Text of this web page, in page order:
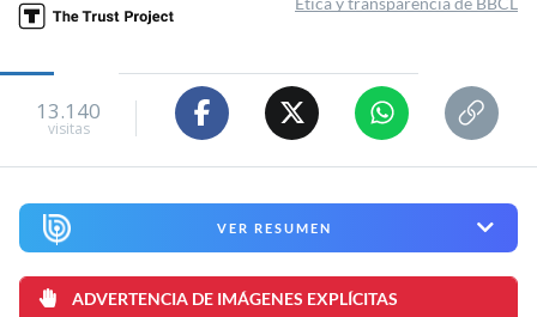
13.140
visitas
VER RESUMEN
ADVERTENCIA DE IMÁGENES EXPLÍCITAS